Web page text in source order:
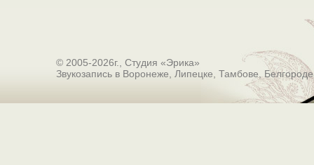
© 2005-2026г., Студия «Эрика»
Звукозапись в Воронеже, Липецке, Тамбове,